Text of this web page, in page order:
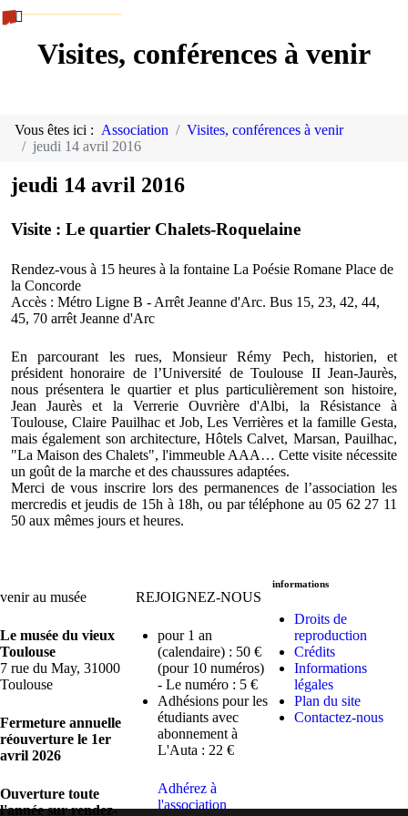
Visites, conférences à venir
Vous êtes ici : Association
Visites, conférences à venir
jeudi 14 avril 2016
jeudi 14 avril 2016
Visite : Le quartier Chalets-Roquelaine
Rendez-vous à 15 heures à la fontaine La Poésie Romane Place de
la Concorde
Accès : Métro Ligne B - Arrêt Jeanne d'Arc. Bus 15, 23, 42, 44,
45, 70 arrêt Jeanne d'Arc
En parcourant les rues, Monsieur Rémy Pech, historien, et
président honoraire de l’Université de Toulouse II Jean-Jaurès,
nous présentera le quartier et plus particulièrement son histoire,
Jean Jaurès et la Verrerie Ouvrière d'Albi, la Résistance à
Toulouse, Claire Pauilhac et Job, Les Verrières et la famille Gesta,
mais également son architecture, Hôtels Calvet, Marsan, Pauilhac,
"La Maison des Chalets", l'immeuble AAA… Cette visite nécessite
un goût de la marche et des chaussures adaptées.
Merci de vous inscrire lors des permanences de l’association les
mercredis et jeudis de 15h à 18h, ou par téléphone au 05 62 27 11
50 aux mêmes jours et heures.
venir au musée
Le musée du vieux
Toulouse
7 rue du May, 31000
Toulouse
Fermeture annuelle
réouverture le 1er
avril 2026
Ouverture toute
l'année sur rendez-
REJOIGNEZ-NOUS
pour 1 an
(calendaire) : 50 €
(pour 10 numéros)
- Le numéro : 5 €
Adhésions pour les
étudiants avec
abonnement à
L'Auta : 22 €
Adhérez à
l'association
informations
Droits de
reproduction
Crédits
Informations
légales
Plan du site
Contactez-nous